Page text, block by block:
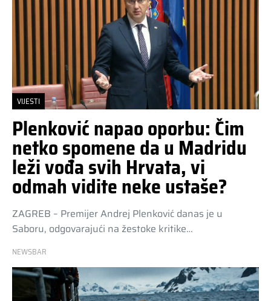
VIJESTI
Plenković napao oporbu: Čim
netko spomene da u Madridu
leži vođa svih Hrvata, vi
odmah vidite neke ustaše?
ZAGREB – Premijer Andrej Plenković danas je u
Saboru, odgovarajući na žestoke kritike…
NEWSBAR